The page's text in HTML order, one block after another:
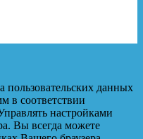
пользовательских данных
в соответствии
настройками
Вы всегда можете